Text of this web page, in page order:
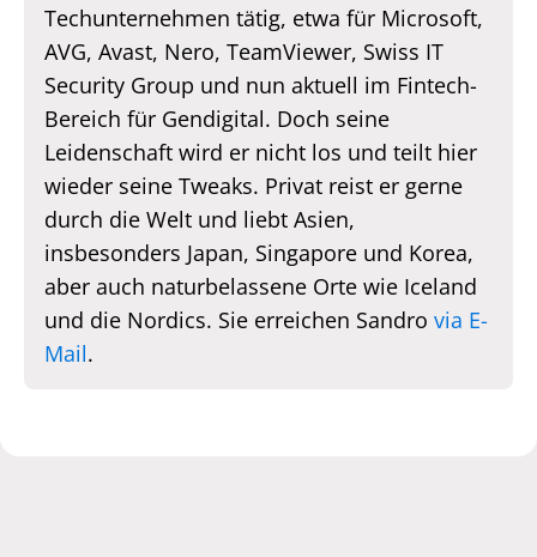
Techunternehmen tätig, etwa für Microsoft,
AVG, Avast, Nero, TeamViewer, Swiss IT
Security Group und nun aktuell im Fintech-
Bereich für Gendigital. Doch seine
Leidenschaft wird er nicht los und teilt hier
wieder seine Tweaks. Privat reist er gerne
durch die Welt und liebt Asien,
insbesonders Japan, Singapore und Korea,
aber auch naturbelassene Orte wie Iceland
und die Nordics. Sie erreichen Sandro via E-
Mail.